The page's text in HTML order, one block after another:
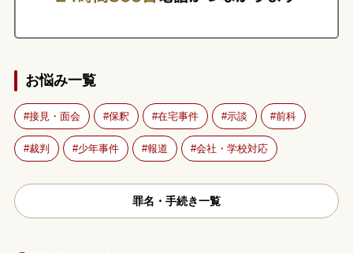
お悩み一覧
接見・面会 保釈 在宅事件 示談 前科
裁判 少年事件 報道 会社・学校対応
罪名・手続き一覧